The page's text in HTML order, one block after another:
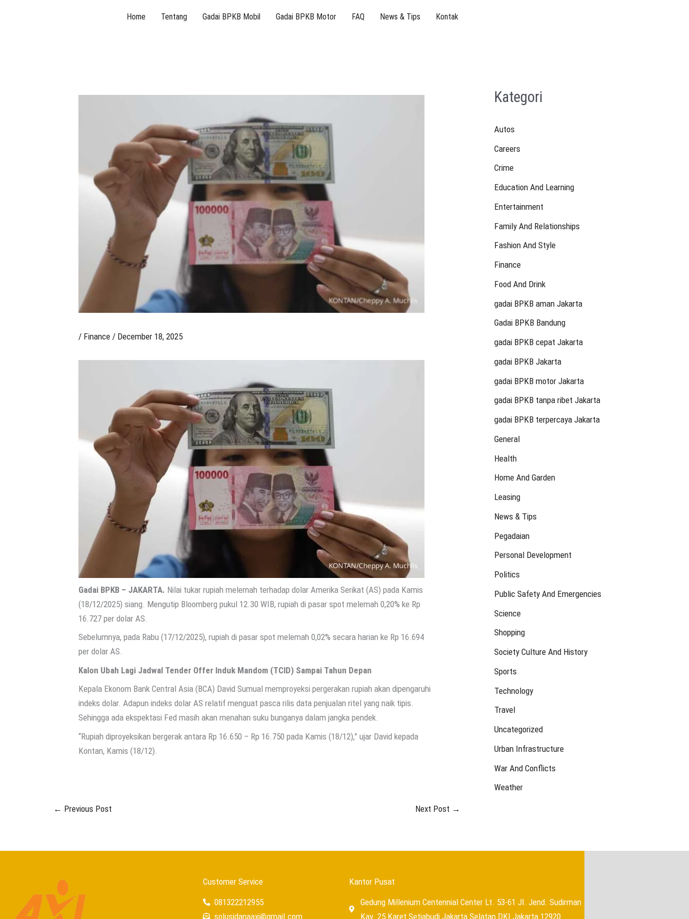
Home Tentang Gadai BPKB Mobil Gadai BPKB Motor FAQ News & Tips Kontak
/ Finance / December 18, 2025
Gadai BPKB – JAKARTA. Nilai tukar rupiah melemah terhadap dolar Amerika Serikat (AS) pada Kamis
(18/12/2025) siang. Mengutip Bloomberg pukul 12.30 WIB, rupiah di pasar spot melemah 0,20% ke Rp
16.727 per dolar AS.
Sebelumnya, pada Rabu (17/12/2025), rupiah di pasar spot melemah 0,02% secara harian ke Rp 16.694
per dolar AS.
Kalon Ubah Lagi Jadwal Tender Offer Induk Mandom (TCID) Sampai Tahun Depan
Kepala Ekonom Bank Central Asia (BCA) David Sumual memproyeksi pergerakan rupiah akan dipengaruhi
indeks dolar. Adapun indeks dolar AS relatif menguat pasca rilis data penjualan ritel yang naik tipis.
Sehingga ada ekspektasi Fed masih akan menahan suku bunganya dalam jangka pendek.
“Rupiah diproyeksikan bergerak antara Rp 16.650 – Rp 16.750 pada Kamis (18/12),” ujar David kepada
Kontan, Kamis (18/12).
← Previous Post Next Post →
Kategori
Autos
Careers
Crime
Education And Learning
Entertainment
Family And Relationships
Fashion And Style
Finance
Food And Drink
gadai BPKB aman Jakarta
Gadai BPKB Bandung
gadai BPKB cepat Jakarta
gadai BPKB Jakarta
gadai BPKB motor Jakarta
gadai BPKB tanpa ribet Jakarta
gadai BPKB terpercaya Jakarta
General
Health
Home And Garden
Leasing
News & Tips
Pegadaian
Personal Development
Politics
Public Safety And Emergencies
Science
Shopping
Society Culture And History
Sports
Technology
Travel
Uncategorized
Urban Infrastructure
War And Conflicts
Weather
Customer Service
081322212955
solusidanaaxi@gmail.com
Kantor Pusat
Gedung Millenium Centennial Center Lt. 53-61 Jl. Jend. Sudirman
Kav. 25 Karet Setiabudi Jakarta Selatan DKI Jakarta 12920